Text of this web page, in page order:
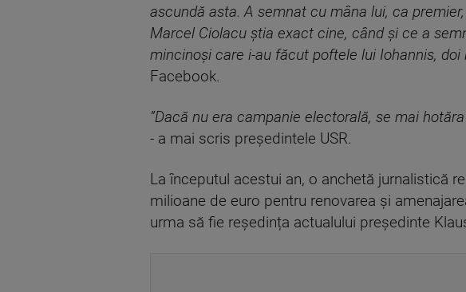
ascundă asta. A semnat cu mâna lui, ca
Marcel Ciolacu știa exact cine, când și ce a
mincinoși care i-au făcut poftele lui Iohannis, doi
Facebook.
”Dacă nu era campanie electorală, se mai
- a mai scris președintele USR.
La începutul acestui an, o anchetă jurnalistică
milioane de euro pentru renovarea și
urma să fie reședința actualului președinte